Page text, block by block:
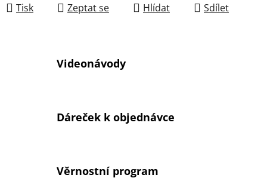
Tisk Zeptat se Hlídat Sdílet
Videonávody
Dáreček k objednávce
Věrnostní program